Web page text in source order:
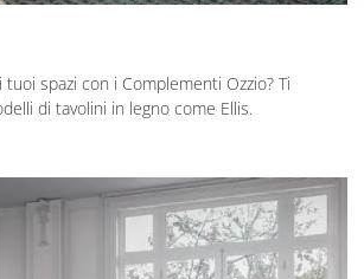
tuoi spazi con i Complementi Ozzio? Ti
di tavolini in legno come Ellis.